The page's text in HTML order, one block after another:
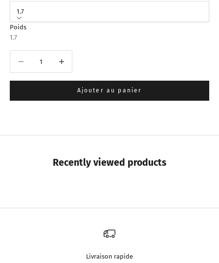
1.7
Poids
1.7
Ajouter au panier
Recently viewed products
Livraison rapide